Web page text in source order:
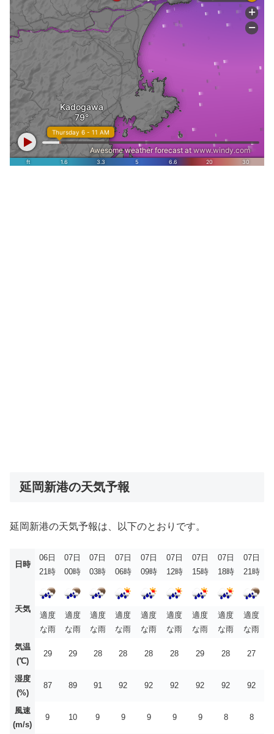
延岡新港の天気予報
延岡新港の天気予報は、以下のとおりです。
日時
06日
21時
07日
00時
07日
03時
07日
06時
07日
09時
07日
12時
07日
15時
07日
18時
07日
21時
天気
適度
な雨
適度
な雨
適度
な雨
適度
な雨
適度
な雨
適度
な雨
適度
な雨
適度
な雨
適度
な雨
気温
(℃)
29 29 28 28 28 28 29 28 27
湿度
(%)
87 89 91 92 92 92 92 92 92
風速
(m/s)
9 10 9 9 9 9 9 8 8